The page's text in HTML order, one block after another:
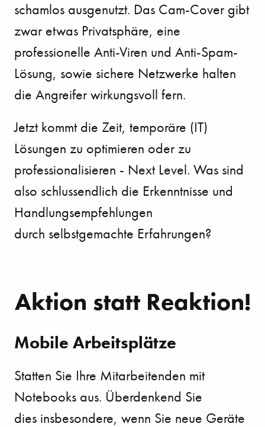
schamlos ausgenutzt. Das Cam-Cover gibt
zwar etwas Privatsphäre, eine
professionelle Anti-Viren und Anti-Spam-
Lösung, sowie sichere Netzwerke halten
die Angreifer wirkungsvoll fern.
Jetzt kommt die Zeit, temporäre (IT)
Lösungen zu optimieren oder zu
professionalisieren - Next Level. Was sind
also schlussendlich die Erkenntnisse und
Handlungsempfehlungen
durch selbstgemachte Erfahrungen?
Aktion statt Reaktion!
Mobile Arbeitsplätze
Statten Sie Ihre Mitarbeitenden mit
Notebooks aus. Überdenkend Sie
dies insbesondere, wenn Sie neue Geräte